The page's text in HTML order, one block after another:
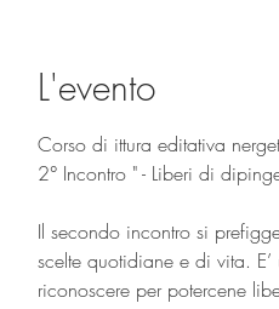
L'evento
Corso di ittura editativa
2° Incontro " - Liberi di
Il secondo incontro si
scelte quotidiane e di vita.
riconoscere per potercene